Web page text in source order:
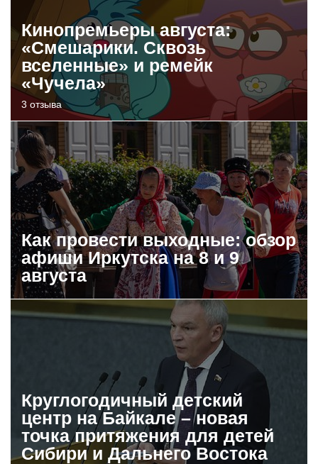
Кинопремьеры августа:
«Смешарики. Сквозь
вселенные» и ремейк
«Чучела»
3 отзыва
Как провести выходные: обзор
афиши Иркутска на 8 и 9
августа
Круглогодичный детский
центр на Байкале – новая
точка притяжения для детей
Сибири и Дальнего Востока